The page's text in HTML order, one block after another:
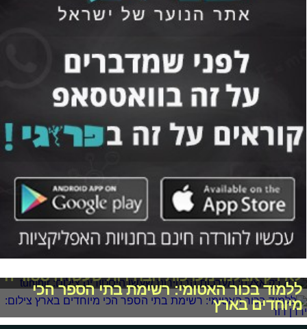
לא רק אצלנו: מערכות הבחירות שעשו היסטוריה
ללמוד בכור האטומי: רשימת בתי הספר הכי
מיוחדים בארץ